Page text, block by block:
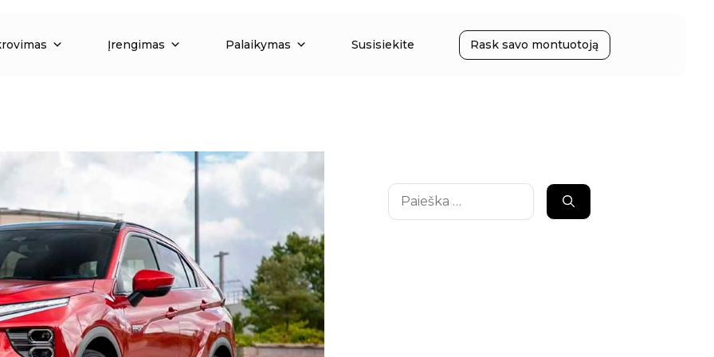
Įrengimas Palaikymas Susisiekite Rask savo montuotoją
Ieškoti: